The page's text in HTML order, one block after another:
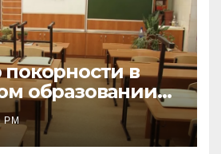
в
образовании
на
РМ